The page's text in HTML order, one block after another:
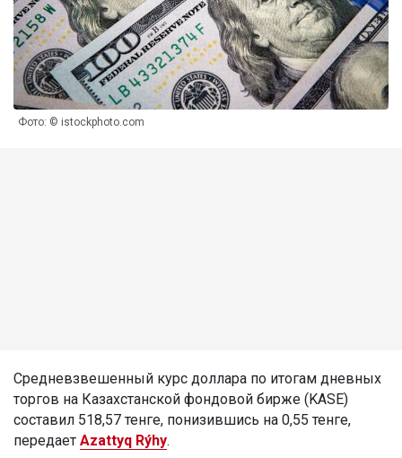
Фото: © istockphoto.com
Средневзвешенный курс доллара по итогам дневных
торгов на Казахстанской фондовой бирже (KASE)
составил 518,57 тенге, понизившись на 0,55 тенге,
передает Azattyq Rýhy.